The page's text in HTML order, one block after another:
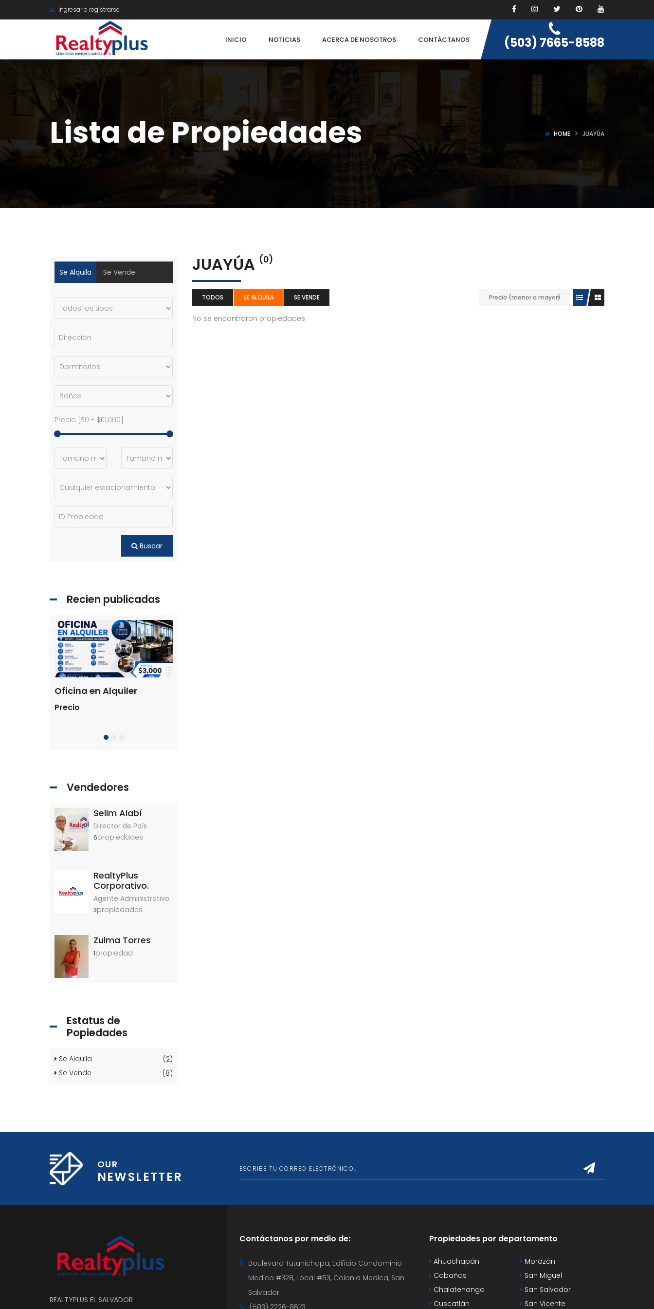
Ingresar o registrarse
INICIO NOTICIAS ACERCA DE NOSOTROS CONTÁCTANOS (503) 7665-8588
Lista de Propiedades HOME JUAYÚA
JUAYÚA (0)
TODOS SE ALQUILA SE VENDE Precio (menor a mayor)
No se encontraron propiedades
Se Alquila Se Vende
Precio [ $0 - $10,000
Buscar
Recien publicadas
Oficina en Alquiler
Precio
Vendedores
Selim Alabí
Director de País
6propiedades
RealtyPlus
Corporativo.
Agente Administrativo
3propiedades
Zulma Torres
1propiedad
Estatus de
Popiedades
Se Alquila
(2)
Se Vende
(8)
OUR
NEWSLETTER
REALTYPLUS EL SALVADOR
Contáctanos por medio de:
Boulevard Tutunichapa, Edificio Condominio
Medico #328, Local #53, Colonia Medica, San
Salvador.
(503) 2226-8673
Propiedades por departamento
Ahuachapán
Cabañas
Chalatenango
Cuscatlán
Morazán
San Miguel
San Salvador
San Vicente